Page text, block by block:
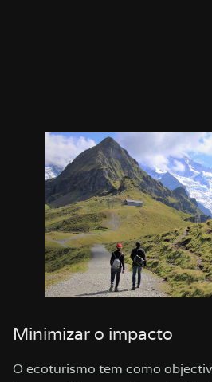
Minimizar o impacto
O ecoturismo tem como